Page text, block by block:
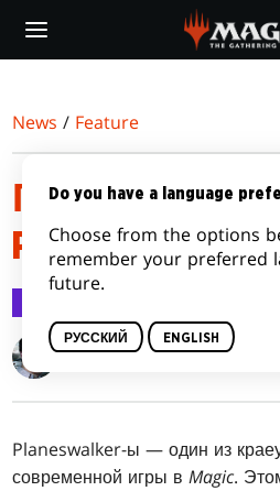
main
News / Feature
ПОХОД
Gavin Verhey
Planeswalker-ы — один из
современной игры вMagic.
Do you have a language
Choose from the options
remember your preferred
future.
РУССКИЙ ENGLISH